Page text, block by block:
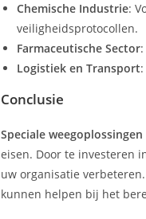
Chemische Industrie:
veiligheidsprotocollen.
Farmaceutische Sector
Logistiek en Transport
Conclusie
Speciale weegoplossingen
eisen. Door te investeren
uw organisatie
kunnen helpen bij het